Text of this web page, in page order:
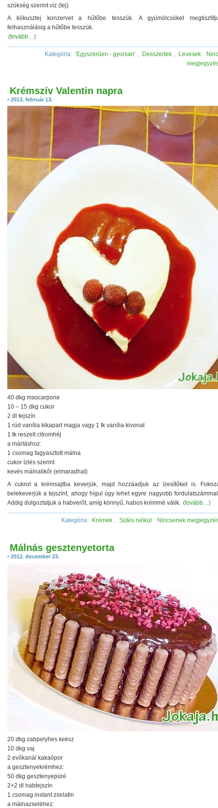
szükség szerint víz (tej)
A kókusztej konzervet a hűtőbe tesszük. A gyümölcsöket
felhasználásig a hűtőbe tesszük.
(tovább…)
Kategória: 'Egyszerűen - gyorsan' , Desszertek , Levesek
Krémszív Valentin napra
• 2013. február 13.
40 dkg mascarpone
10 – 15 dkg cukor
2 dl tejszín
1 rúd vanília kikapart magja vagy 1 tk vanília kivonat
1 tk reszelt citromhéj
a mártáshoz:
1 csomag fagyasztott málna
cukor ízlés szerint
kevés málnalikőr (elmaradhat)
A cukrot a krémsajtba keverjük, majd hozzáadjuk az ízesítőket is.
belekeverjük a tejszínt, ahogy hígul úgy lehet egyre nagyobb
Addig dolgoztatjuk a habverőt, amíg könnyű, habos krémmé válik. (tovább…)
Kategória: Krémek , Sütés nélkül Nincsenek
Málnás gesztenyetorta
• 2012. december 23.
20 dkg zabpelyhes keksz
10 dkg vaj
2 evőkanál kakaópor
a gesztenyekrémhez:
50 dkg gesztenyepüré
2+2 dl habtejszín
1 csomag instant zselatin
a málnazseléhez: